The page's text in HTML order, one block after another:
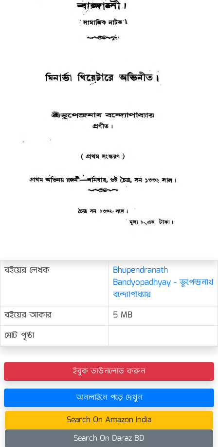
বইয়ের লেখক
Bhupendranath
Bandyopadhyay - ভূপেন্দ্রনাথ
বন্দ্যোপাধ্যায়
বইয়ের আকার
5 MB
মোট পৃষ্ঠা
ইবুক ডাউনলোড করুন
অনলাইনে পড়ে দেখুন
Search On Amazon India
Search On Daraz BD